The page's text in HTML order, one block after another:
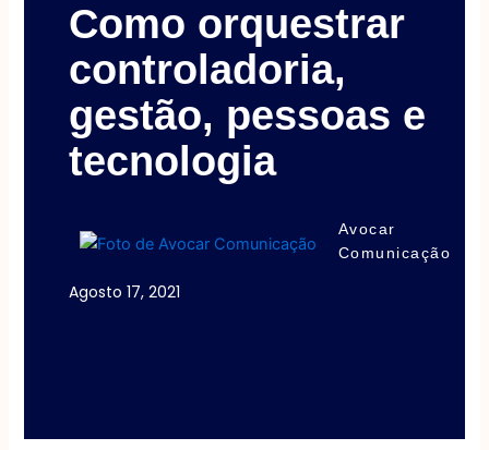
Como orquestrar
controladoria,
gestão, pessoas e
tecnologia
Avocar
Comunicação
Agosto 17, 2021